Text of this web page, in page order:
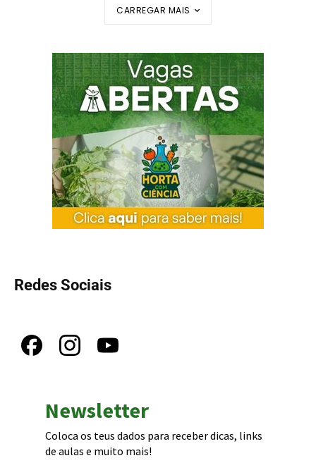
CARREGAR MAIS
Redes Sociais
Newsletter
Coloca os teus dados para receber dicas, links
de aulas e muito mais!